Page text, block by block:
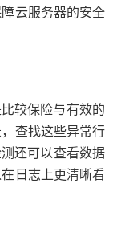
云服务器的安全
较保险与有效的
查找这些异常行
还可以查看数据
日志上更清晰看